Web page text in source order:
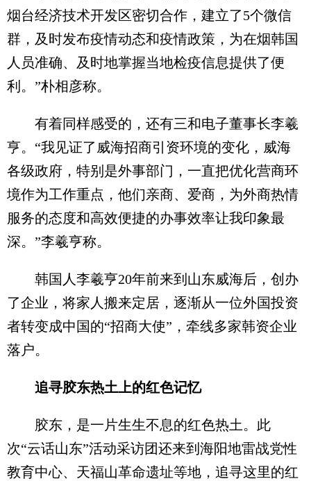
烟台经济技术开发区密切合作，建立了5个微信
群，及时发布疫情动态和疫情政策，为在烟韩国
人员准确、及时地掌握当地检疫信息提供了便
利。”朴相彦称。
有着同样感受的，还有三和电子董事长李羲
亨。“我见证了威海招商引资环境的变化，威海
各级政府，特别是外事部门，一直把优化营商环
境作为工作重点，他们亲商、爱商，为外商热情
服务的态度和高效便捷的办事效率让我印象最
深。”李羲亨称。
韩国人李羲亨20年前来到山东威海后，创办
了企业，将家人搬来定居，逐渐从一位外国投资
者转变成中国的“招商大使”，牵线多家韩资企业
落户。
追寻胶东热土上的红色记忆
胶东，是一片生生不息的红色热土。此
次“云话山东”活动采访团还来到海阳地雷战党性
教育中心、天福山革命遗址等地，追寻这里的红